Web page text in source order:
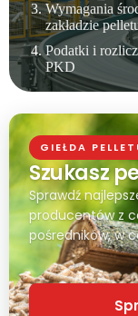
Wymagania
zakładzie
Podatki i
PKD
GIEŁDA
Szukasz
Sprawdź
producentów z
pośredników, w